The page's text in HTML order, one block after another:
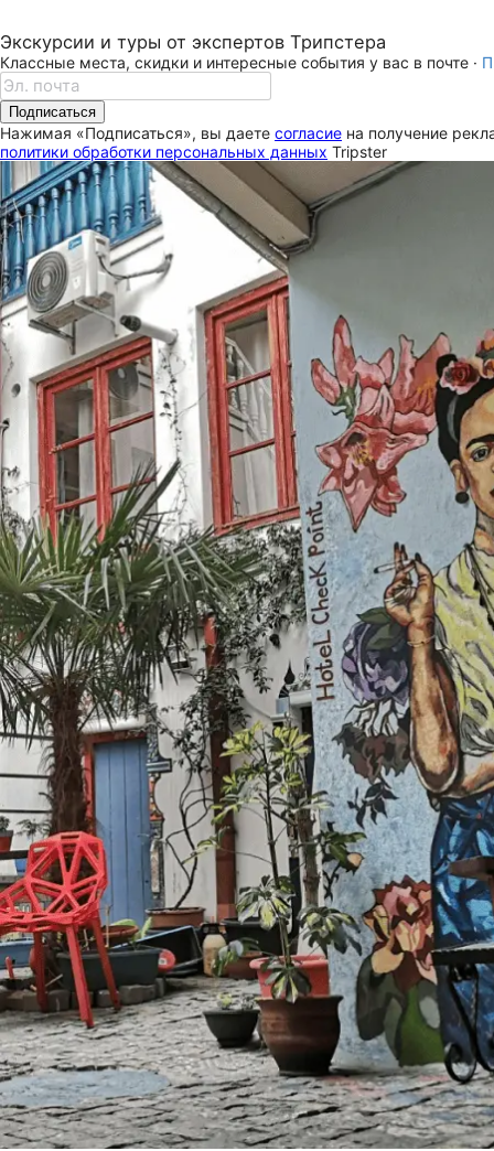
Экскурсии и туры от экспертов Трипстера
Классные места, скидки и интересные события у вас в почте ·
Подписаться
Нажимая «Подписаться», вы даете согласие на получение
политики обработки персональных данных Tripster